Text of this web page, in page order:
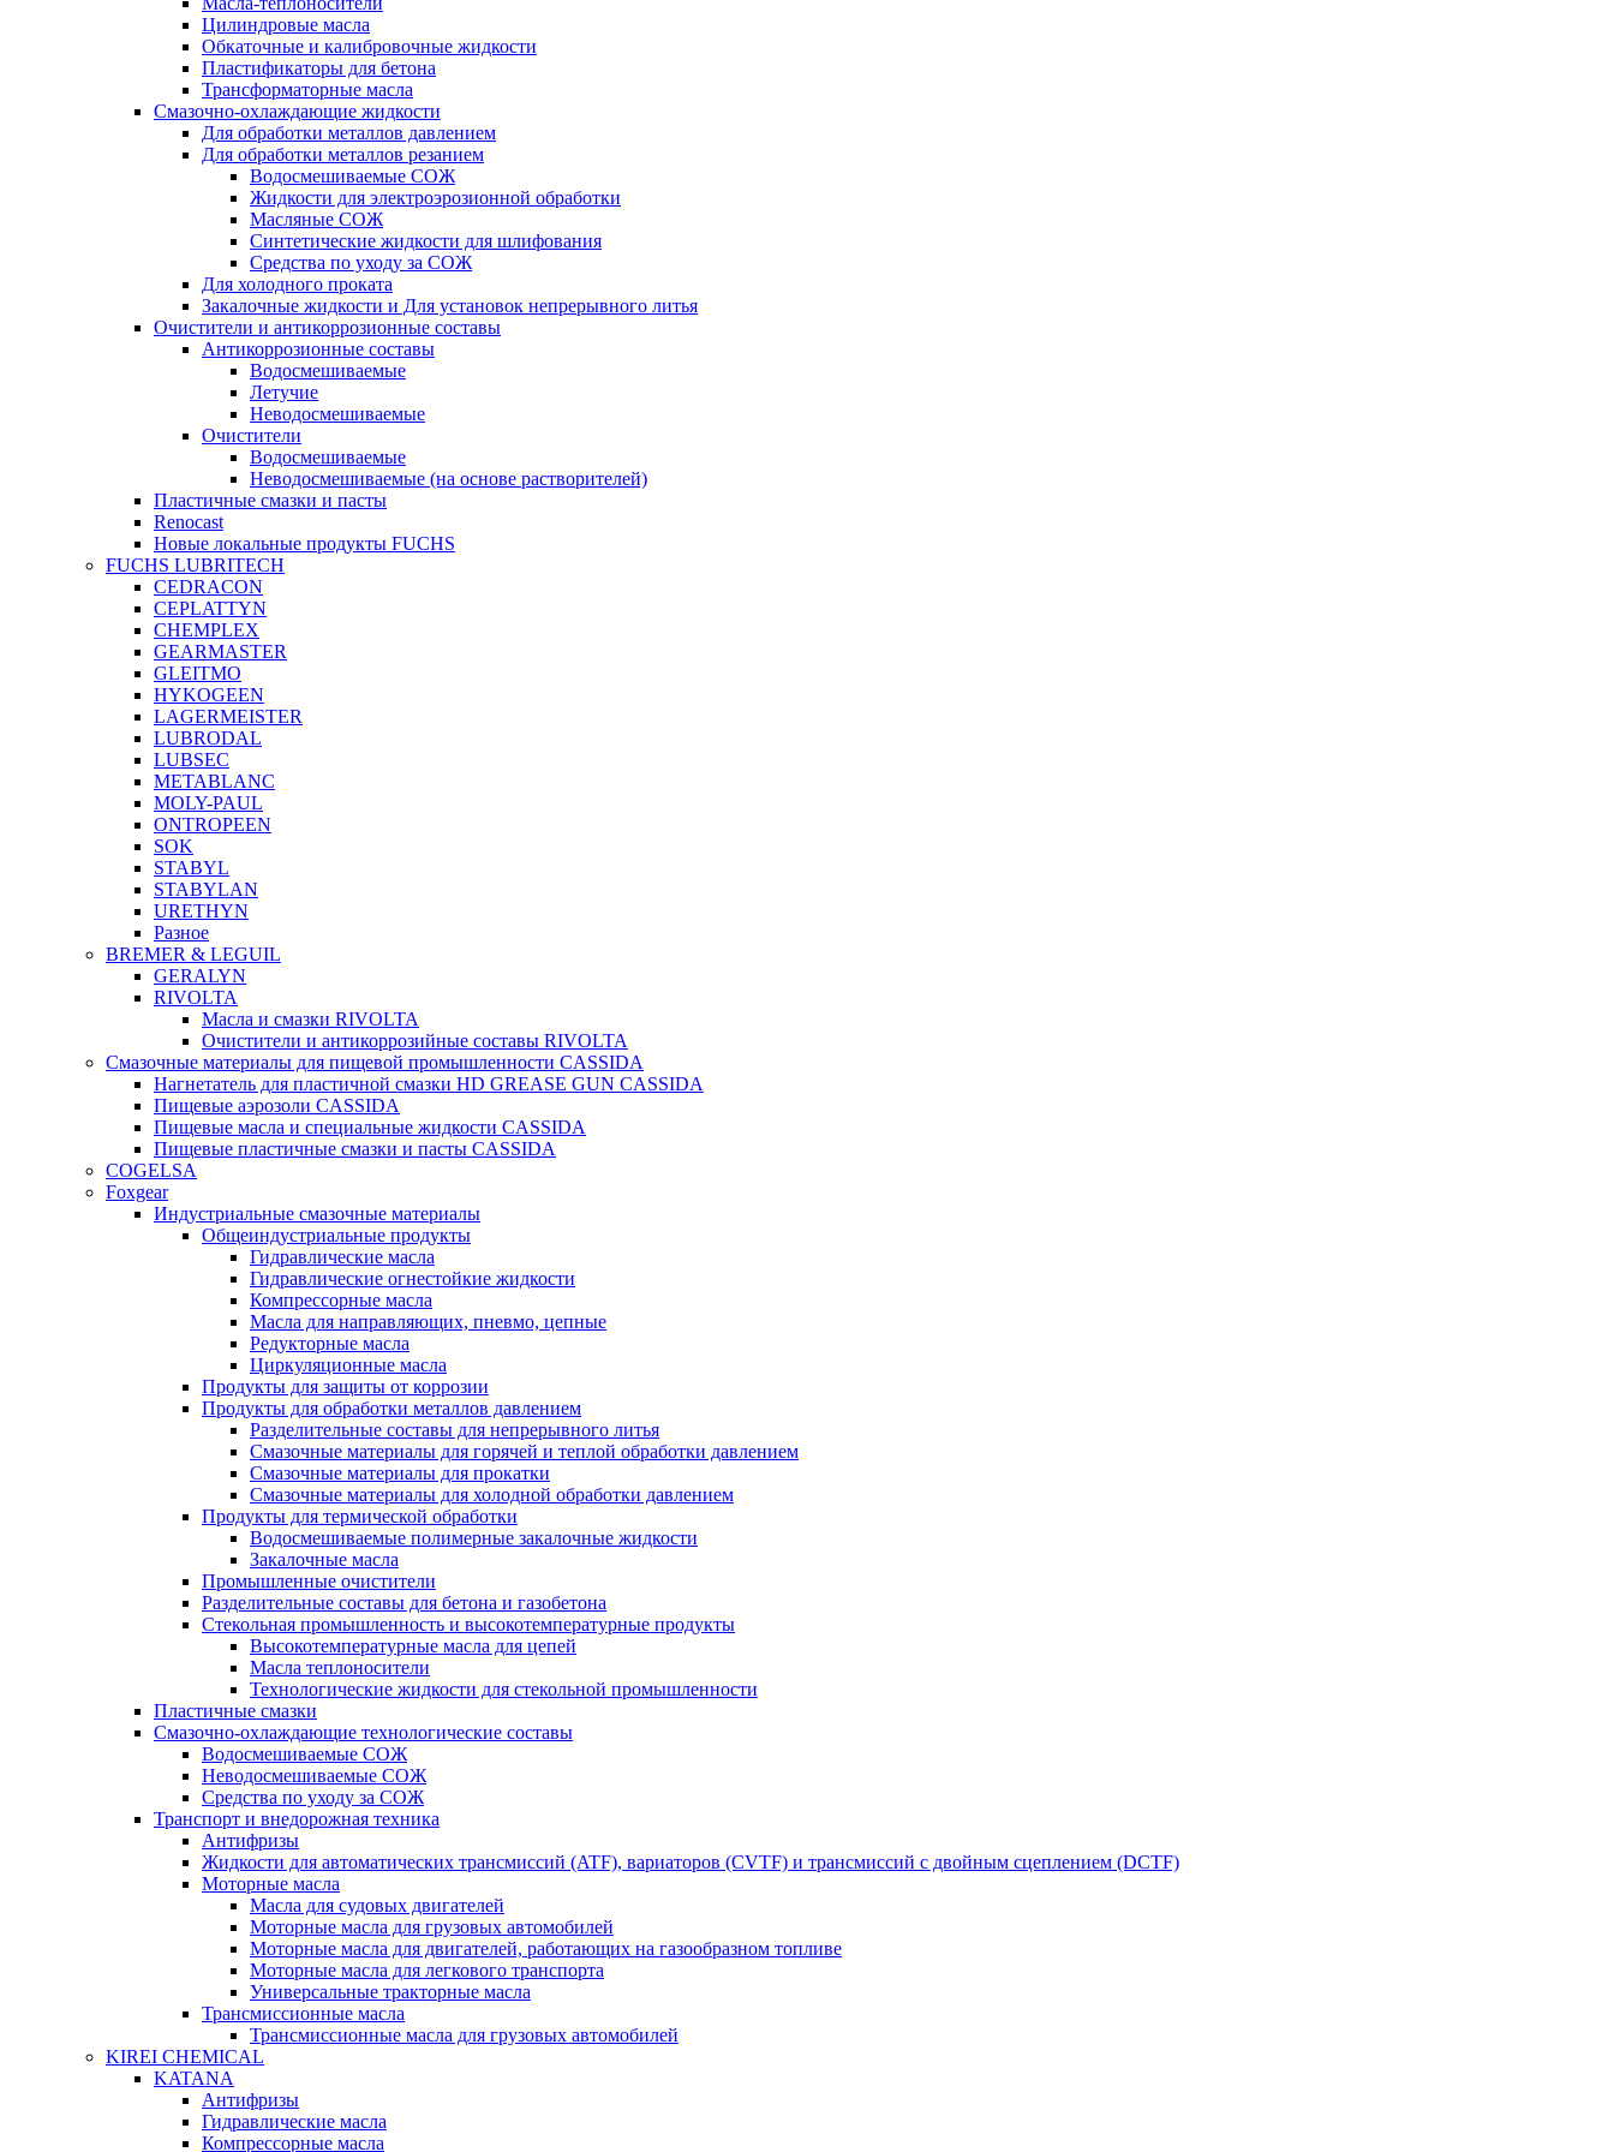
Цилиндровые масла
Обкаточные и калибровочные жидкости
Пластификаторы для бетона
Трансформаторные масла
Смазочно-охлаждающие жидкости
Для обработки металлов давлением
Для обработки металлов резанием
Водосмешиваемые СОЖ
Жидкости для электроэрозионной обработки
Масляные СОЖ
Синтетические жидкости для шлифования
Средства по уходу за СОЖ
Для холодного проката
Закалочные жидкости и Для установок непрерывного литья
Очистители и антикоррозионные составы
Антикоррозионные составы
Водосмешиваемые
Летучие
Неводосмешиваемые
Очистители
Водосмешиваемые
Неводосмешиваемые (на основе растворителей)
Пластичные смазки и пасты
Renocast
Новые локальные продукты FUCHS
FUCHS LUBRITECH
CEDRACON
CEPLATTYN
CHEMPLEX
GEARMASTER
GLEITMO
HYKOGEEN
LAGERMEISTER
LUBRODAL
LUBSEC
METABLANC
MOLY-PAUL
ONTROPEEN
SOK
STABYL
STABYLAN
URETHYN
Разное
BREMER & LEGUIL
GERALYN
RIVOLTA
Масла и смазки RIVOLTA
Очистители и антикоррозийные составы RIVOLTA
Смазочные материалы для пищевой промышленности CASSIDA
Нагнетатель для пластичной смазки HD GREASE GUN CASSIDA
Пищевые аэрозоли CASSIDA
Пищевые масла и специальные жидкости CASSIDA
Пищевые пластичные смазки и пасты CASSIDA
COGELSA
Foxgear
Индустриальные смазочные материалы
Общеиндустриальные продукты
Гидравлические масла
Гидравлические огнестойкие жидкости
Компрессорные масла
Масла для направляющих, пневмо, цепные
Редукторные масла
Циркуляционные масла
Продукты для защиты от коррозии
Продукты для обработки металлов давлением
Разделительные составы для непрерывного литья
Смазочные материалы для горячей и теплой обработки давлением
Смазочные материалы для прокатки
Смазочные материалы для холодной обработки давлением
Продукты для термической обработки
Водосмешиваемые полимерные закалочные жидкости
Закалочные масла
Промышленные очистители
Разделительные составы для бетона и газобетона
Стекольная промышленность и высокотемпературные продукты
Высокотемпературные масла для цепей
Масла теплоносители
Технологические жидкости для стекольной промышленности
Пластичные смазки
Смазочно-охлаждающие технологические составы
Водосмешиваемые СОЖ
Неводосмешиваемые СОЖ
Средства по уходу за СОЖ
Транспорт и внедорожная техника
Антифризы
Жидкости для автоматических трансмиссий (ATF), вариаторов (CVTF) и трансмиссий с двойным сцеплением (DCTF)
Моторные масла
Масла для судовых двигателей
Моторные масла для грузовых автомобилей
Моторные масла для двигателей, работающих на газообразном топливе
Моторные масла для легкового транспорта
Универсальные тракторные масла
Трансмиссионные масла
Трансмиссионные масла для грузовых автомобилей
KIREI CHEMICAL
KATANA
Антифризы
Гидравлические масла
Компрессорные масла